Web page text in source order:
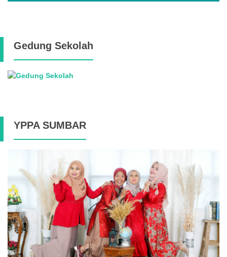
Gedung Sekolah
YPPA SUMBAR